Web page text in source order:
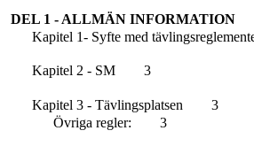
DEL 1 - ALLMÄN
Kapitel 1- Syfte med
Kapitel 2 - SM 3
Kapitel 3 - Tävlingsplatsen 3
Övriga regler: 3